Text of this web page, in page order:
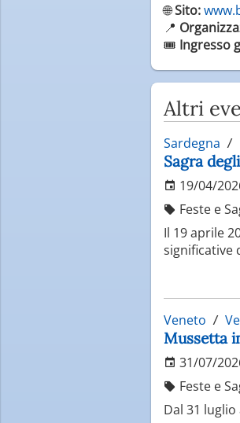
🌐Sito:
📍
🎟️ Ingresso
Altri
Sardegna
Sagra
19/04/
Feste e
Il 19 aprile
significative
Veneto
Mussetta
31/07/
Feste e
Dal 31